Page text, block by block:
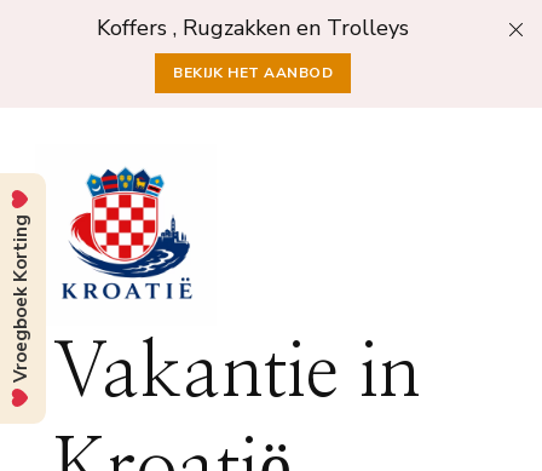
Koffers , Rugzakken en Trolleys
BEKIJK HET AANBOD
Vakantie in
Vroegboek Korting